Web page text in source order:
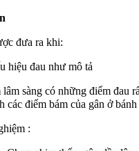
đưa ra khi:
đau như mô tả
có những điểm đau rất
các điểm bám của gân ở bánh
: